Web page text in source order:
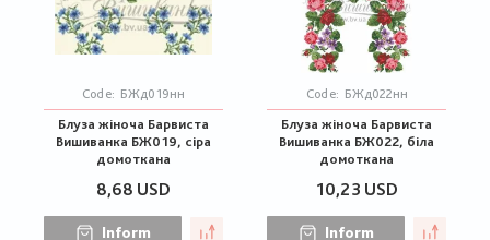
Code: БЖд019нн
Блуза жіноча Барвиста
Вишиванка БЖ019, сіра
домоткана
8,68 USD
Inform
Code: БЖд022нн
Блуза жіноча Барвиста
Вишиванка БЖ022, біла
домоткана
10,23 USD
Inform